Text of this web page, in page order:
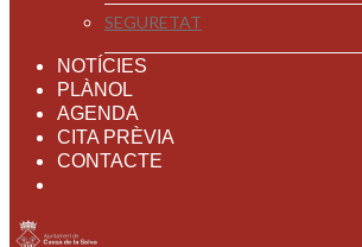
SEGURETAT
NOTÍCIES
PLÀNOL
AGENDA
CITA PRÈVIA
CONTACTE